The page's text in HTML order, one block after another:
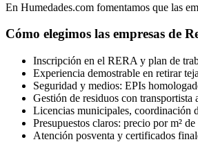
En Humedades.com fomentamos que las
Cómo elegimos las empresas de
Inscripción en el RERA y plan de
Experiencia demostrable en retirar
Seguridad y medios: EPIs
Gestión de residuos con
Licencias municipales, coordinación
Presupuestos claros: precio por m²
Atención posventa y certificados